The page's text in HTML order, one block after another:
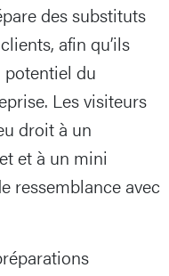
des substituts
afin qu’ils
potentiel du
Les visiteurs
droit à un
et à un mini
ressemblance avec